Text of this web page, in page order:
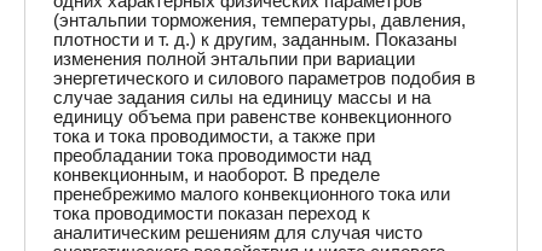
(энтальпии торможения, температуры, давления,
плотности и т. д.) к другим, заданным. Показаны
изменения полной энтальпии при вариации
энергетического и силового параметров подобия в
случае задания силы на единицу массы и на
единицу объема при равенстве конвекционного
тока и тока проводимости, а также при
преобладании тока проводимости над
конвекционным, и наоборот. В пределе
пренебрежимо малого конвекционного тока или
тока проводимости показан переход к
аналитическим решениям для случая чисто